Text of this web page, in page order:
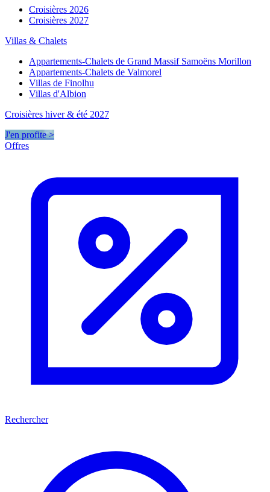
Croisières 2026
Croisières 2027
Villas & Chalets
Appartements-Chalets de Grand Massif Samoëns Morillon
Appartements-Chalets de Valmorel
Villas de Finolhu
Villas d'Albion
Croisières hiver & été 2027
J'en profite >
Offres
Rechercher